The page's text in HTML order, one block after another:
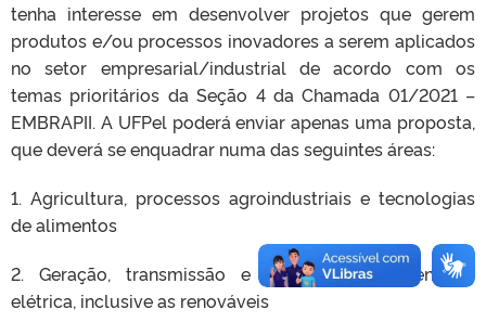
tenha interesse em desenvolver projetos que gerem
produtos e/ou processos inovadores a serem aplicados
no setor empresarial/industrial de acordo com os
temas prioritários da Seção 4 da Chamada 01/2021 –
EMBRAPII. A UFPel poderá enviar apenas uma proposta,
que deverá se enquadrar numa das seguintes áreas:
1. Agricultura, processos agroindustriais e tecnologias
de alimentos
2. Geração, transmissão e distribuição de energia
elétrica, inclusive as renováveis